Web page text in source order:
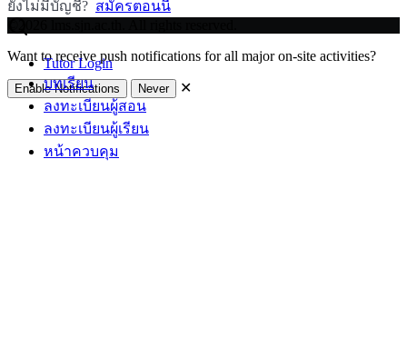
Tutor Login
บทเรียน
ลงทะเบียนผู้สอน
ลงทะเบียนผู้เรียน
หน้าควบคุม
ยังไม่มีบัญชี? สมัครตอนนี้
Want to receive push notifications for all major on-site activities?
Enable Notifications Never ✕